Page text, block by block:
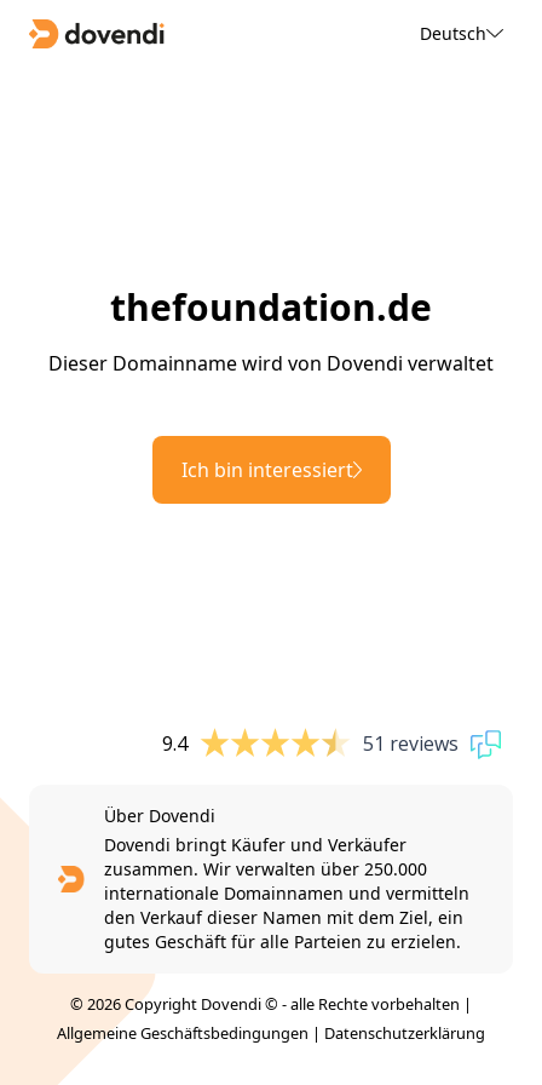
Deutsch
thefoundation.de
Dieser Domainname wird von Dovendi verwaltet
Ich bin interessiert
9.4 51 reviews
Über Dovendi
Dovendi bringt Käufer und Verkäufer
zusammen. Wir verwalten über 250.000
internationale Domainnamen und vermitteln
den Verkauf dieser Namen mit dem Ziel, ein
gutes Geschäft für alle Parteien zu erzielen.
© 2026 Copyright Dovendi © - alle Rechte vorbehalten |
Allgemeine Geschäftsbedingungen | Datenschutzerklärung